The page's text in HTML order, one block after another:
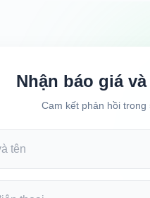
Nhận báo giá
Cam kết phản hồi trong